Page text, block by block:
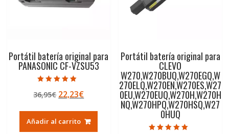
Portátil batería original para
PANASONIC CF-VZSU53
5.00
de 5
36,95€ El
original
era:
22,23€El
actual
es:
Añadir al carrito
Portátil batería original para
CLEVO
W270,W270BUQ,W270EGQ,W
270ELQ,W270EN,W270ES,W27
0EU,W270EUQ,W270H,W270H
NQ,W270HPQ,W270HSQ,W27
0HUQ